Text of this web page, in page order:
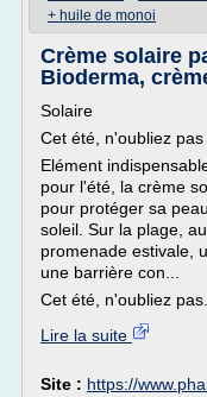
+ huile de monoi
Crème solaire
Bioderma,
Solaire
Cet été, n'oubliez
Elément
pour l'été, la crème
pour protéger sa
soleil. Sur la plage,
promenade estivale,
une barrière con...
Cet été, n'oubliez pas...
Lire la suite
Site : https://